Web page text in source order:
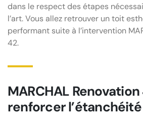
dans le respect des étapes
l’art. Vous allez retrouver un toit
performant suite à l’intervention
42.
MARCHAL
renforcer